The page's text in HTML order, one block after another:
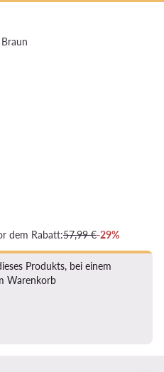
dem Rabatt:57,99 €-29%
Produkts, bei einem
Warenkorb